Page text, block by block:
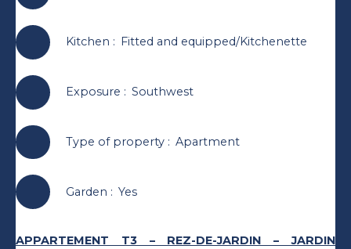
Kitchen : Fitted and equipped/Kitchenette
Exposure : Southwest
Type of property: Apartment
Garden : Yes
APPARTEMENT T3 – REZ-DE-JARDIN – JARDIN